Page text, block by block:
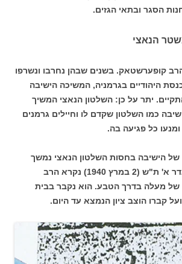
הסגר ובתאי הגזים.
הנאצי
קופערשטאק. בשנים שבהן נחרבו ונשרפו
היהודיים בגרמניה, המשיכה הישיבה
מונץ 35 להתקיים. יתר על כן: השלטון הנאצי המשיך
כמו השלטון שקדם לו וחיילים גרמנים
כל פגיעה בה.
הישיבה בחסות השלטון הנאצי נמשך
שמונה שנים. בכב אדר א' ת"ש (2 במרץ 1940) נקרא הרב
של מעלה בדרך הטבע. הוא נקבר בבית
קברו הוצב ציון הנמצא עד היום.